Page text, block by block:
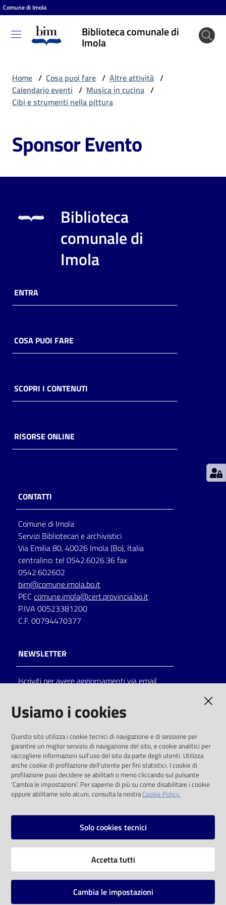
Vai al contenuto
Vai alla navigazione
Vai al footer
Comune di Imola
Biblioteca comunale di
Imola
Biblioteca
comunale
Cosa
fare
Scopri
online
Piani
Decentrate
Seguici
su
on line
Eventi
Chiedi al
bibliotecario
Avvisi
Home / Cosa puoi fare / Altre attività /
Calendario eventi / Musica in cucina /
Cibi e strumenti nella pittura
Sponsor Evento
Biblioteca
comunale di
Imola
ENTRA
COSA PUOI FARE
SCOPRI I CONTENUTI
RISORSE ONLINE
CONTATTI
Comune di Imola
Servizi Bibliotecari e archivistici
Via Emilia 80, 40026 Imola (Bo), Italia
centralino: tel 0542.6026.36 fax
0542.602602
bim@comune.imola.bo.it
PEC comune.imola@cert.provincia.bo.it
P.IVA 00523381200
C.F. 00794470377
NEWSLETTER
Iscriviti per avere aggiornamenti via email
solo alle condizioni previste dalla direttiva
comunitaria 2003/98/CE e dal d.lgs. 36/2006
SOCIAL
Instagram
Vai alla pagina
Usiamo i cookies
Questo sito utilizza i cookie tecnici di navigazione e di sessione per
garantire un miglior servizio di navigazione del sito, e cookie analitici per
raccogliere informazioni sull'uso del sito da parte degli utenti. Utilizza
anche cookie di profilazione dell'utente per fini statistici. I cookie di
profilazione puoi decidere se abilitarli o meno cliccando sul pulsante
'Cambia le impostazioni'. Per saperne di più su come disabilitare i cookie
oppure abilitarne solo alcuni, consulta la nostraCookie Policy.
Solo cookies tecnici
Accetta tutti
Cambia le impostazioni